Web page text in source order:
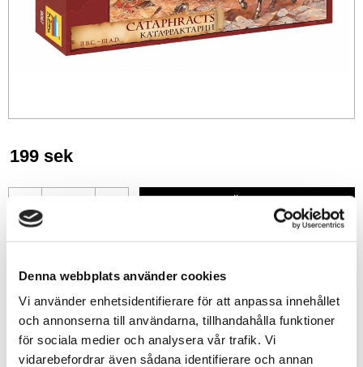
Denna webbplats använder cookies
Vi använder enhetsidentifierare för att anpassa innehållet
och annonserna till användarna, tillhandahålla funktioner
för sociala medier och analysera vår trafik. Vi
vidarebefordrar även sådana identifierare och annan
199 sek
Artikelnr
ZV8067
Leveranstid
skickas från oss inom 3-5 vardagar